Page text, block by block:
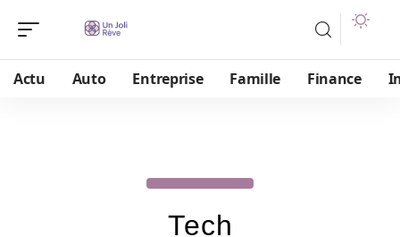
Actu Auto Entreprise Famille Finance
Tech